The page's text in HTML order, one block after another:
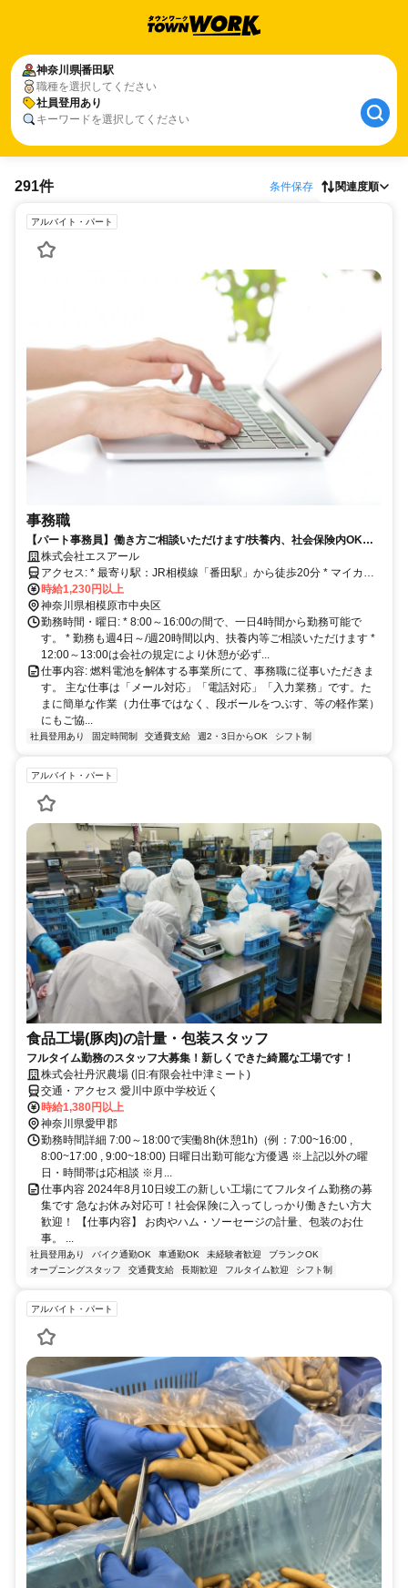
神奈川県番田駅
職種を選択してください
社員登用あり
キーワードを選択してください
291件 条件保存 関連度順
アルバイト・パート
事務職
【パート事務員】働き方ご相談いただけます/扶養内、社会保険内OKで
す 株式会社エスアール
アクセス: * 最寄り駅：JR相模線「番田駅」から徒歩20分 * マイカ
ー、バイク、自転車通勤可能です。
時給1,230円以上
神奈川県相模原市中央区
勤務時間・曜日: * 8:00～16:00の間で、一日4時間から勤務可能で
す。 * 勤務も週4日～/週20時間以内、扶養内等ご相談いただけます *
12:00～13:00は会社の規定により休憩が必ず...
仕事内容: 燃料電池を解体する事業所にて、事務職に従事いただきま
す。 主な仕事は「メール対応」「電話対応」「入力業務」です。た
まに簡単な作業（力仕事ではなく、段ボールをつぶす、等の軽作業）
にもご協...
社員登用あり 固定時間制 交通費支給 週2・3日からOK シフト制
アルバイト・パート
食品工場(豚肉)の計量・包装スタッフ
フルタイム勤務のスタッフ大募集！新しくできた綺麗な工場です！
株式会社丹沢農場 (旧:有限会社中津ミート)
交通・アクセス 愛川中原中学校近く
時給1,380円以上
神奈川県愛甲郡
勤務時間詳細 7:00～18:00で実働8h(休憩1h)（例：7:00~16:00 ,
8:00~17:00 , 9:00~18:00) 日曜日出勤可能な方優遇 ※上記以外の曜
日・時間帯は応相談 ※月...
仕事内容 2024年8月10日竣工の新しい工場にてフルタイム勤務の募
集です 急なお休み対応可！社会保険に入ってしっかり働きたい方大
歓迎！ 【仕事内容】 お肉やハム・ソーセージの計量、包装のお仕
事。 ...
社員登用あり バイク通勤OK 車通勤OK 未経験者歓迎
ブランクOK
オープニングスタッフ
交通費支給 長期歓迎 フルタイム歓迎 シフト制
アルバイト・パート